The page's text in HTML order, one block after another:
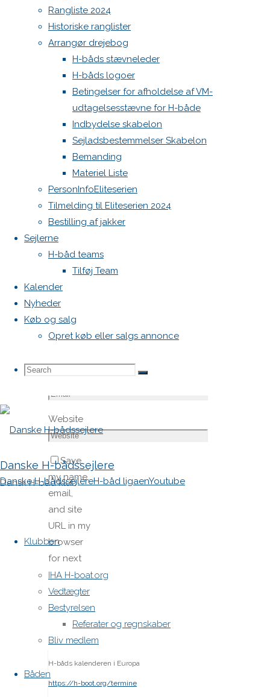
Rangliste 2024
Historiske ranglister
Arrangør drejebog
H-båds stævneleder
H-båds logoer
Betingelser for afholdelse af VM-
udtagelsesstævne for H-både
Indbydelse skabelon
Sejladsbestemmelser Skabelon
Bemanding
Materiel Liste
PersonInfoEliteserien
Tilmelding til Eliteserien 2024
Bestilling af jakker
Sejlerne
H-båd teams
Tilføj Team
Kalender
Nyheder
Køb og salg
Opret køb eller salgs annonce
Search
Search
Search
Danske H-bådssejlere
Dansk H-båd klub
Danske H-bådssejlereH-båd ligaenYoutube
Klubben
IHA H-boat.org
Vedtægter
Bestyrelsen
Referater og regnskaber
Bliv medlem
Båden
svar
Din e-
mailadresse
vil ikke
blive
publiceret.
Krævede
felter er
markeret
med*
Comment
Name*
Website
Save
my name,
email,
and site
URL in my
browser
for next
time I
post a
comment.
H-båds kalenderen i Europa
https://h-boot.org/termine